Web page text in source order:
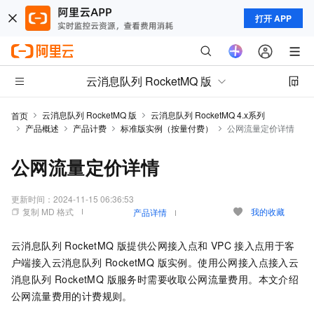
打开 APP
云消息队列 RocketMQ 版
首页 云消息队列 RocketMQ 版
云消息队列 RocketMQ 4.x系列
产品概述
产品计费 标准版实例（按量付费） 公网流量定价详情
公网流量定价详情
更新时间： 2024-11-15 06:36:53
复制 MD 格式
产品详情 我的收藏
云消息队列 RocketMQ 版提供公网接入点和 VPC 接入点用于客
户端接入云消息队列 RocketMQ 版实例。使用公网接入点接入云
消息队列 RocketMQ 版服务时需要收取公网流量费用。本文介绍
公网流量费用的计费规则。